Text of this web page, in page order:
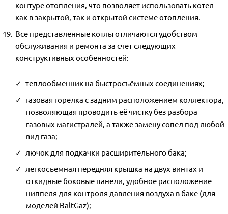
контуре отопления, что позволяет использовать котел
как в закрытой, так и открытой системе отопления.
Все представленные котлы отличаются удобством
обслуживания и ремонта за счет следующих
конструктивных особенностей:
теплообменник на быстросъёмных соединениях;
газовая горелка с задним расположением коллектора,
позволяющая проводить её чистку без разбора
газовых магистралей, а также замену сопел под любой
вид газа;
лючок для подкачки расширительного бака;
легкосъемная передняя крышка на двух винтах и
откидные боковые панели, удобное расположение
ниппеля для контроля давления воздуха в баке (для
моделей BaltGaz);